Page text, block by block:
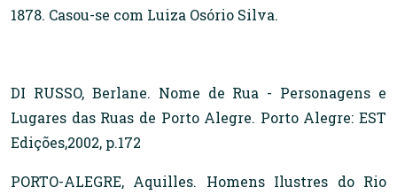
1878. Casou-se com Luiza Osório Silva.
DI RUSSO, Berlane. Nome de Rua - Personagens e
Lugares das Ruas de Porto Alegre. Porto Alegre: EST
Edições,2002, p.172
PORTO-ALEGRE, Aquilles. Homens Ilustres do Rio